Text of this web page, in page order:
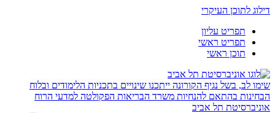
דילוג לתוכן העיקרי
תפריט עליון
תפריט ראשי
תוכן ראשי
שימו לב, בשל נגיף הקורונה ייתכנו שינויים בתכניות הלימודים ובלוח
הבחינות בהתאם להנחיות משרד הבריאות הפקולטה למדעי הרוח
אוניברסיטת תל אביב